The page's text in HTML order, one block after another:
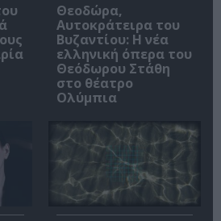
Θεοδώρα,
Αυτοκράτειρα του
Βυζαντίου: Η νέα
ελληνική όπερα του
Θεόδωρου Στάθη
στο θέατρο
Ολύμπια